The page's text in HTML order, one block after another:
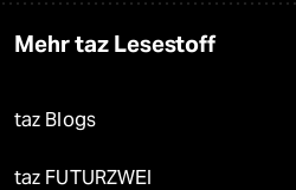
Mehr taz Lesestoff
taz Blogs
taz FUTURZWEI